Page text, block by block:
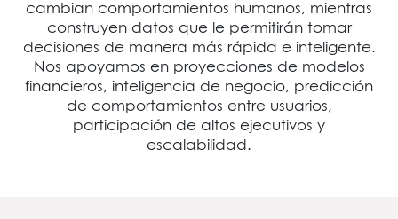
cambian comportamientos humanos, mientras
construyen datos que le permitirán tomar
decisiones de manera más rápida e inteligente.
Nos apoyamos en proyecciones de modelos
financieros, inteligencia de negocio, predicción
de comportamientos entre usuarios,
participación de altos ejecutivos y
escalabilidad.